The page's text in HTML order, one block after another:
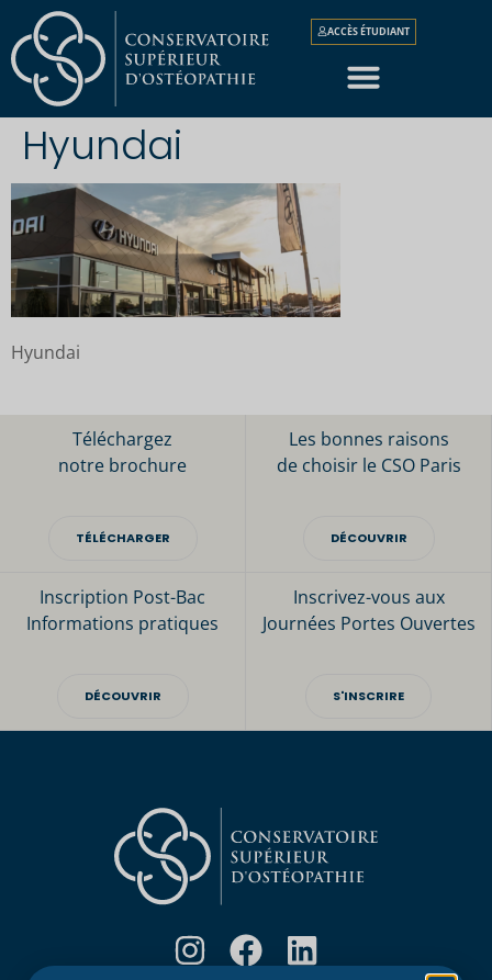
ACCÈS ÉTUDIANT
Hyundai
Hyundai
Téléchargez
notre brochure
TÉLÉCHARGER
Les bonnes raisons
de choisir le CSO Paris
DÉCOUVRIR
Inscription Post-Bac
Informations pratiques
DÉCOUVRIR
Inscrivez-vous aux
Journées Portes Ouvertes
S'INSCRIRE